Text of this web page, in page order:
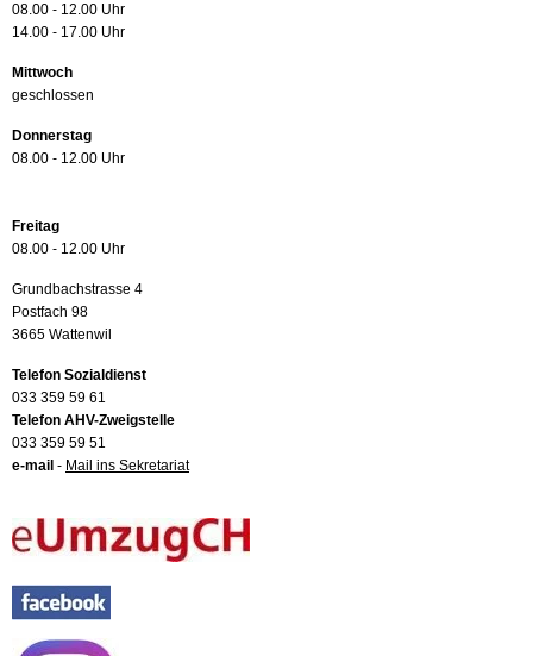
08.00 - 12.00 Uhr
14.00 - 17.00 Uhr
Mittwoch
geschlossen
Donnerstag
08.00 - 12.00 Uhr
Freitag
08.00 - 12.00 Uhr
Grundbachstrasse 4
Postfach 98
3665 Wattenwil
Telefon Sozialdienst
033 359 59 61
Telefon AHV-Zweigstelle
033 359 59 51
e-mail - Mail ins Sekretariat